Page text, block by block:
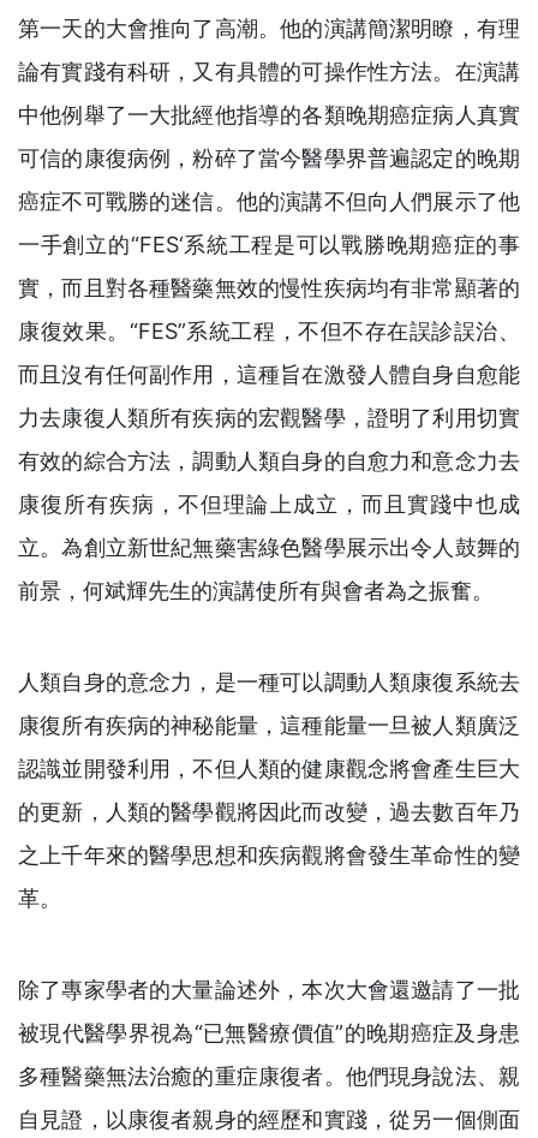
第一天的大會推向了高潮。他的演講簡潔明瞭，有理
論有實踐有科研，又有具體的可操作性方法。在演講
中他例舉了一大批經他指導的各類晚期癌症病人真實
可信的康復病例，粉碎了當今醫學界普遍認定的晚期
癌症不可戰勝的迷信。他的演講不但向人們展示了他
一手創立的“FES‘系統工程是可以戰勝晚期癌症的事
實，而且對各種醫藥無效的慢性疾病均有非常顯著的
康復效果。“FES”系統工程，不但不存在誤診誤治、
而且沒有任何副作用，這種旨在激發人體自身自愈能
力去康復人類所有疾病的宏觀醫學，證明了利用切實
有效的綜合方法，調動人類自身的自愈力和意念力去
康復所有疾病，不但理論上成立，而且實踐中也成
立。為創立新世紀無藥害綠色醫學展示出令人鼓舞的
前景，何斌輝先生的演講使所有與會者為之振奮。
人類自身的意念力，是一種可以調動人類康復系統去
康復所有疾病的神秘能量，這種能量一旦被人類廣泛
認識並開發利用，不但人類的健康觀念將會產生巨大
的更新，人類的醫學觀將因此而改變，過去數百年乃
之上千年來的醫學思想和疾病觀將會發生革命性的變
革。
除了專家學者的大量論述外，本次大會還邀請了一批
被現代醫學界視為“已無醫療價值”的晚期癌症及身患
多種醫藥無法治癒的重症康復者。他們現身說法、親
自見證，以康復者親身的經歷和實踐，從另一個側面